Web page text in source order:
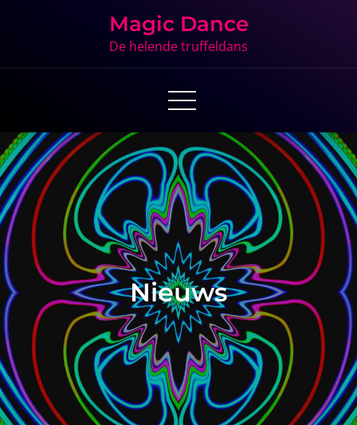
Magic Dance
De helende truffeldans
Nieuws